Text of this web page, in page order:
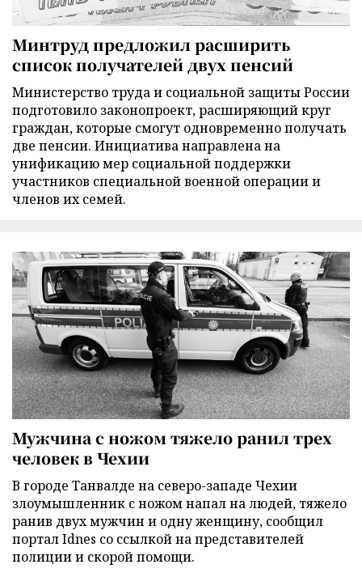
Минтруд предложил расширить
список получателей двух пенсий
Министерство труда и социальной защиты России
подготовило законопроект, расширяющий круг
граждан, которые смогут одновременно получать
две пенсии. Инициатива направлена на
унификацию мер социальной поддержки
участников специальной военной операции и
членов их семей.
Мужчина с ножом тяжело ранил трех
человек в Чехии
В городе Танвалде на северо-западе Чехии
злоумышленник с ножом напал на людей, тяжело
ранив двух мужчин и одну женщину, сообщил
портал Idnes со ссылкой на представителей
полиции и скорой помощи.